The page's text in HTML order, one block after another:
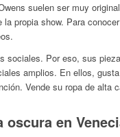
suelen ser muy
la propia show. Para
sociales. Por eso, sus
amplios. En ellos,
Vende su ropa de alta
oscura en